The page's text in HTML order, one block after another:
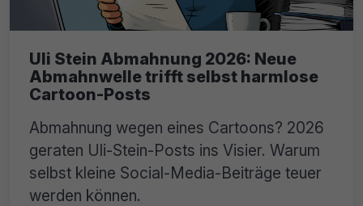
Uli Stein Abmahnung 2026: Neue
Abmahnwelle trifft selbst harmlose
Cartoon-Posts
Abmahnung wegen eines Cartoons? 2026
geraten Uli-Stein-Posts ins Visier. Warum
selbst kleine Social-Media-Beiträge teuer
werden können.